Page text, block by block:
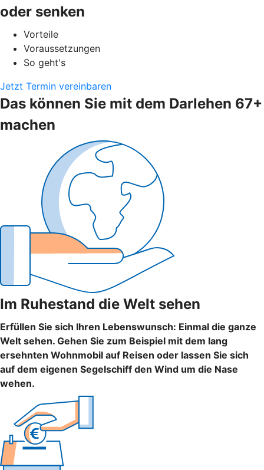
oder senken
Vorteile
Voraussetzungen
So geht's
Jetzt Termin vereinbaren
Das können Sie mit dem Darlehen 67+
machen
Im Ruhestand die Welt sehen
Erfüllen Sie sich Ihren Lebenswunsch: Einmal die ganze
Welt sehen. Gehen Sie zum Beispiel mit dem lang
ersehnten Wohnmobil auf Reisen oder lassen Sie sich
auf dem eigenen Segelschiff den Wind um die Nase
wehen.